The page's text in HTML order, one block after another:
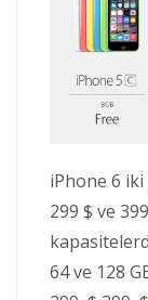
iPhone 6 iki
299 $ ve
64 ve 128